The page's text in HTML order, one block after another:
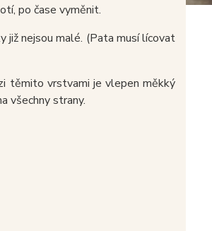
po čase vyměnit.
již nejsou malé. (Pata musí lícovat
těmito vrstvami je vlepen měkký
všechny strany.